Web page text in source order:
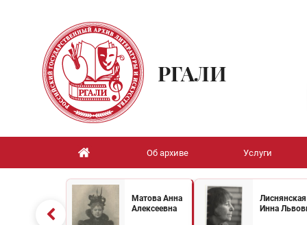
РГАЛИ
Об архиве Услуги
Матова Анна
Алексеевна
Лиснянская
Инна